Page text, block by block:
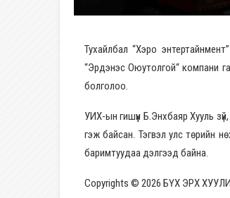
Тухайлбал “Хэро
“Эрдэнэс Оюутолгой“ компани
болголоо.
УИХ-ын гишүүн Б.Энхбаяр Хууль
гэж байсан. Тэгвэл улс төрийн
баримтуудаа дэлгээд байна.
Copyrights © 2026 БҮХ ЭРХ